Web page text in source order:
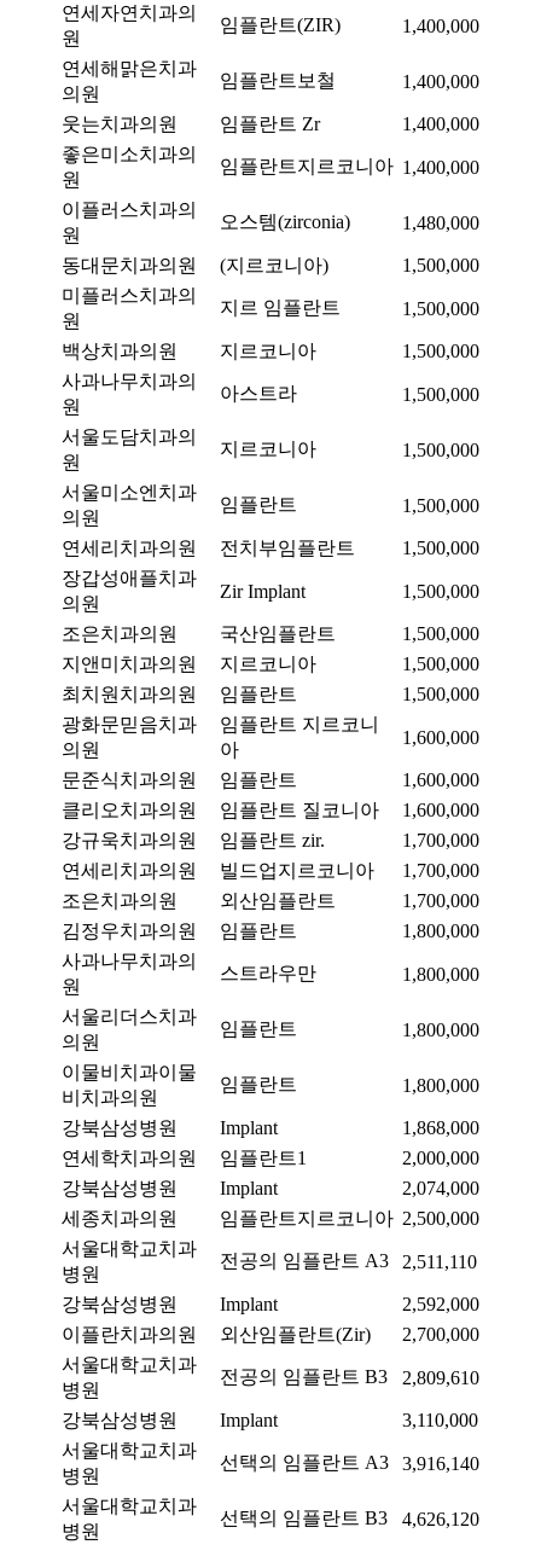
연세자연치과의
원
임플란트(ZIR) 1,400,000
연세해맑은치과
의원
임플란트보철 1,400,000
웃는치과의원 임플란트 Zr
1,400,000
좋은미소치과의
원
임플란트지르코니아 1,400,000
이플러스치과의
원
오스템(zirconia) 1,480,000
동대문치과의원 (지르코니아)
1,500,000
미플러스치과의
원
지르 임플란트 1,500,000
백상치과의원 지르코니아
1,500,000
사과나무치과의
원
아스트라 1,500,000
서울도담치과의
원
지르코니아 1,500,000
서울미소엔치과
의원
임플란트 1,500,000
연세리치과의원 전치부임플란트
1,500,000
장갑성애플치과
의원
Zir Implant 1,500,000
조은치과의원 국산임플란트
1,500,000
지앤미치과의원
지르코니아
1,500,000
최치원치과의원
임플란트
1,500,000
광화문믿음치과
의원
임플란트 지르코니
아
1,600,000
문준식치과의원 임플란트
1,600,000
클리오치과의원
임플란트 질코니아
1,600,000
강규욱치과의원
임플란트 zir.
1,700,000
연세리치과의원
빌드업지르코니아
1,700,000
조은치과의원
외산임플란트
1,700,000
김정우치과의원
임플란트
1,800,000
사과나무치과의
원
스트라우만 1,800,000
서울리더스치과
의원
임플란트 1,800,000
이물비치과이물
비치과의원
임플란트 1,800,000
강북삼성병원 Implant
1,868,000
연세학치과의원
임플란트1
2,000,000
강북삼성병원
Implant
2,074,000
세종치과의원
임플란트지르코니아 2,500,000
서울대학교치과
병원
전공의 임플란트 A3 2,511,110
강북삼성병원 Implant
2,592,000
이플란치과의원
외산임플란트(Zir)
2,700,000
서울대학교치과
병원
전공의 임플란트 B3 2,809,610
강북삼성병원 Implant
3,110,000
서울대학교치과
병원
선택의 임플란트 A3 3,916,140
서울대학교치과
병원
선택의 임플란트 B3 4,626,120